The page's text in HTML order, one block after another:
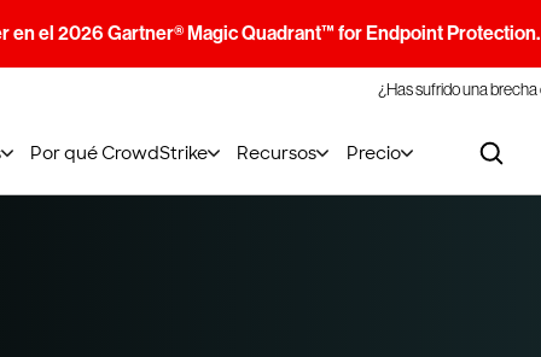
en el 2026 Gartner® Magic Quadrant™ for Endpoint
¿Has sufrido una
Por qué CrowdStrike Recursos Precio